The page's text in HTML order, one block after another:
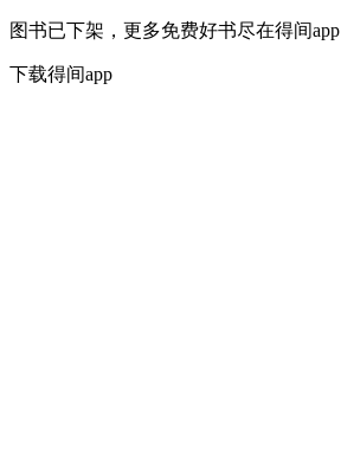
图书已下架，更多免费好书尽在得间app
下载得间app